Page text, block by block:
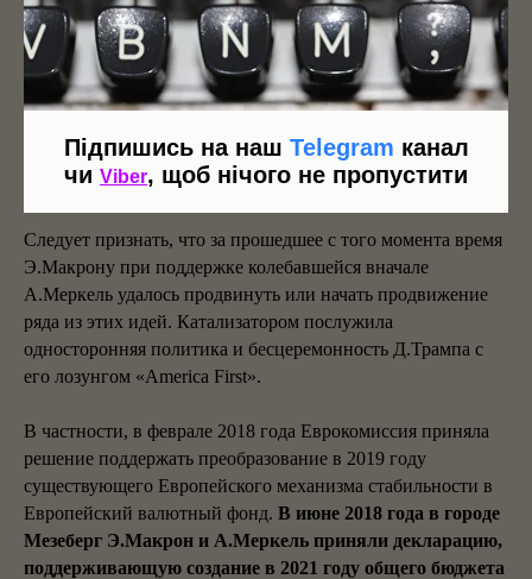
Европейского валютного фонда и Европейского совета
безопасности, учреждение отдельного «еврозоновского»
парламента, а помимо этого - избрание нынешнего
Европарламента и назначение еврокомиссаров на
выдвинул ряд инициатив по продвижению автономной
европейской обороны.
Следует признать, что за прошедшее с того момента время
Э.Макрону при поддержке колебавшейся вначале
А.Меркель удалось продвинуть или начать продвижение
ряда из этих идей. Катализатором послужила
односторонняя политика и бесцеремонность Д.Трампа с
его лозунгом «America First».
В частности, в феврале 2018 года Еврокомиссия приняла
решение поддержать преобразование в 2019 году
существующего Европейского механизма стабильности в
Европейский валютный фонд. В июне 2018 года в городе
Мезеберг Э.Макрон и А.Меркель приняли декларацию,
поддерживающую создание в 2021 году общего бюджета
Підпишись на наш Telegram канал
чи Viber, щоб нічого не пропустити